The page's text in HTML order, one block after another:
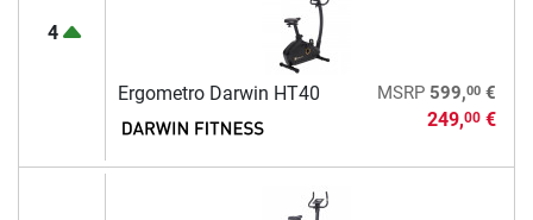
4
Ergometro Darwin HT40 MSRP 599,00€
249,00€